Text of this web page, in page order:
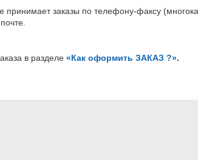
заказы по телефону-факсу
в разделе «Как оформить ЗАКАЗ ?».